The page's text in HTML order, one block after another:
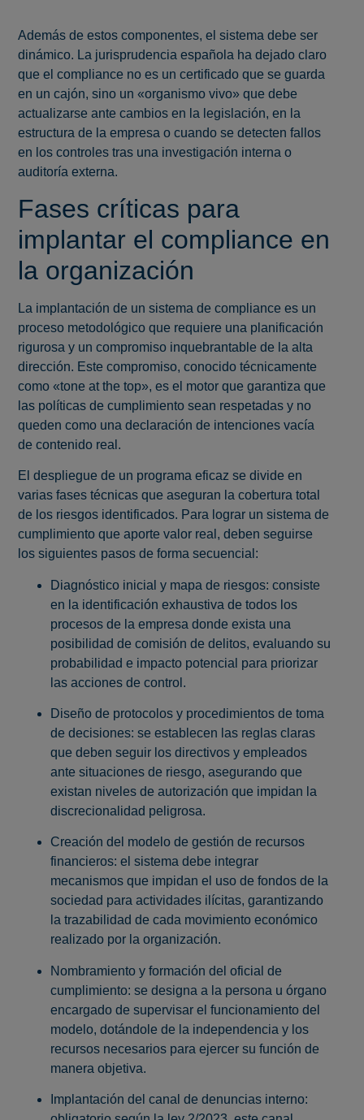
Además de estos componentes, el sistema debe ser
dinámico. La jurisprudencia española ha dejado claro
que el compliance no es un certificado que se guarda
en un cajón, sino un «organismo vivo» que debe
actualizarse ante cambios en la legislación, en la
estructura de la empresa o cuando se detecten fallos
en los controles tras una investigación interna o
auditoría externa.
Fases críticas para
implantar el compliance en
la organización
La implantación de un sistema de compliance es un
proceso metodológico que requiere una planificación
rigurosa y un compromiso inquebrantable de la alta
dirección. Este compromiso, conocido técnicamente
como «tone at the top», es el motor que garantiza que
las políticas de cumplimiento sean respetadas y no
queden como una declaración de intenciones vacía
de contenido real.
El despliegue de un programa eficaz se divide en
varias fases técnicas que aseguran la cobertura total
de los riesgos identificados. Para lograr un sistema de
cumplimiento que aporte valor real, deben seguirse
los siguientes pasos de forma secuencial:
Diagnóstico inicial y mapa de riesgos: consiste
en la identificación exhaustiva de todos los
procesos de la empresa donde exista una
posibilidad de comisión de delitos, evaluando su
probabilidad e impacto potencial para priorizar
las acciones de control.
Diseño de protocolos y procedimientos de toma
de decisiones: se establecen las reglas claras
que deben seguir los directivos y empleados
ante situaciones de riesgo, asegurando que
existan niveles de autorización que impidan la
discrecionalidad peligrosa.
Creación del modelo de gestión de recursos
financieros: el sistema debe integrar
mecanismos que impidan el uso de fondos de la
sociedad para actividades ilícitas, garantizando
la trazabilidad de cada movimiento económico
realizado por la organización.
Nombramiento y formación del oficial de
cumplimiento: se designa a la persona u órgano
encargado de supervisar el funcionamiento del
modelo, dotándole de la independencia y los
recursos necesarios para ejercer su función de
manera objetiva.
Implantación del canal de denuncias interno: